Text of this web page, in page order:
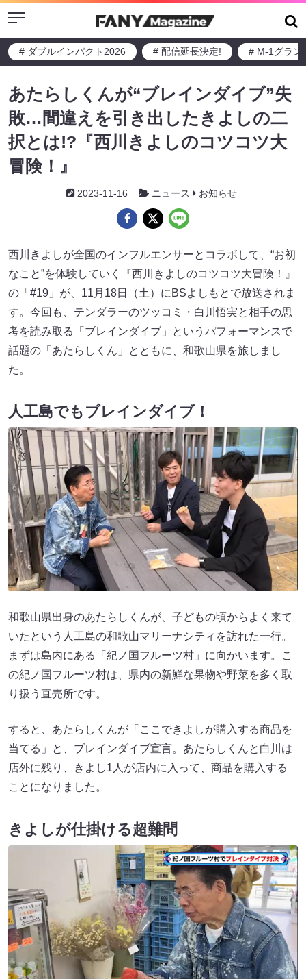
Menu
# ダブルインパクト2026 # 配信延長決定! # M-1グラン
あたらしくんが“ブレインダイブ”失
敗…間違えを引き出したきよしの二
択とは!?『西川きよしのコツコツ大
冒険！』
2023-11-16 ニュース お知らせ
西川きよしが全国のインフルエンサーとコラボして、“お初
なこと”を体験していく『西川きよしのコツコツ大冒険！』
の「#19」が、11月18日（土）にBSよしもとで放送されま
す。今回も、テンダラーのツッコミ・白川悟実と相手の思
考を読み取る「ブレインダイブ」というパフォーマンスで
話題の「あたらしくん」とともに、和歌山県を旅しまし
た。
人工島でもブレインダイブ！
和歌山県出身のあたらしくんが、子どもの頃からよく来て
いたという人工島の和歌山マリーナシティを訪れた一行。
まずは島内にある「紀ノ国フルーツ村」に向かいます。こ
の紀ノ国フルーツ村は、県内の新鮮な果物や野菜を多く取
り扱う直売所です。
すると、あたらしくんが「ここできよしが購入する商品を
当てる」と、ブレインダイブ宣言。あたらしくんと白川は
店外に残り、きよし1人が店内に入って、商品を購入する
ことになりました。
きよしが仕掛ける超難問